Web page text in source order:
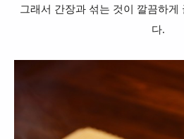
그래서 간장과 섞는 것이 깔끔하게
다.